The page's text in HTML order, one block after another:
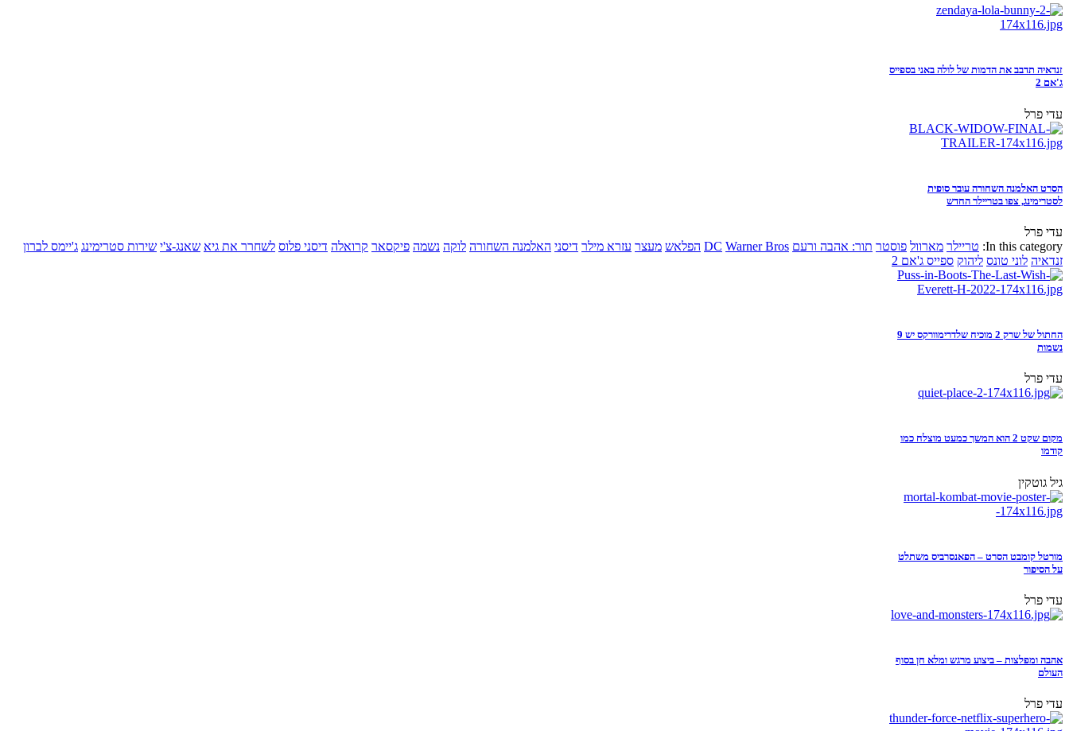
זנדאיה תדבב את הדמות של לולה באני בספייס
ג'אם 2
עדי פרל
הסרט האלמנה השחורה עובר סופית
לסטרימינג, צפו בטריילר החדש
עדי פרל
In this category: טריילר מארוול פוסטר תור: אהבה ורעם DC Warner Bros הפלאש מעצר עזרא מילר דיסני האלמנה השחורה לוקה נשמה פיקסאר קרואלה דיסני פלוס לשחרר את גיא שאנג-צ'י שירות סטרימינג ג'יימס לברון
זנדאיה לוני טונס ליהוק ספייס ג'אם 2
החתול של שרק 2 מוכיח שלדרימוורקס יש 9
נשמות
עדי פרל
מקום שקט 2 הוא המשך כמעט מוצלח כמו
קודמו
גיל גוטקין
מורטל קומבט הסרט – הפאנסרביס משתלט
על הסיפור
עדי פרל
אהבה ומפלצות – ביצוע מרגש ומלא חן בסוף
העולם
עדי פרל